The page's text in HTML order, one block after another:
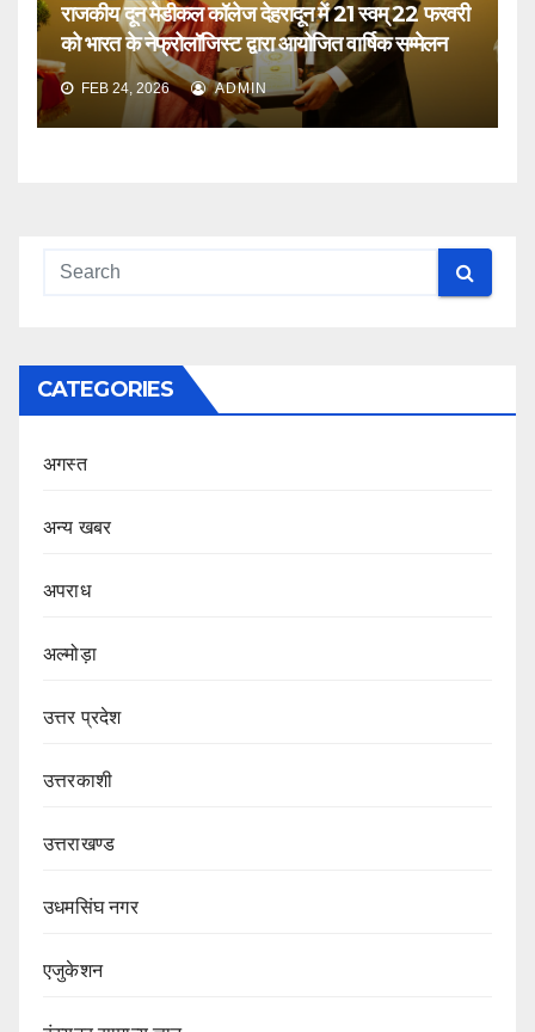
राजकीय दून मेडीकल कॉलेज देहरादून में 21 स्वम् 22 फरवरी
को भारत के नेफ्रोलॉजिस्ट द्वारा आयोजित वार्षिक सम्मेलन
FEB 24, 2026 ADMIN
CATEGORIES
अगस्त
अन्य खबर
अपराध
अल्मोड़ा
उत्तर प्रदेश
उत्तरकाशी
उत्तराखण्ड
उधमसिंघ नगर
एजुकेशन